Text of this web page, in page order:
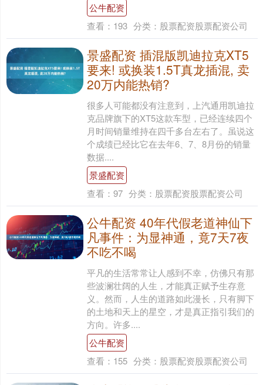
公牛配资
查看： 193 分类： 股票配资股票配资公司
景盛配资 插混版凯迪拉克XT5
要来! 或换装1.5T真龙插混, 卖
20万内能热销?
很多人可能都没有注意到，上汽通用凯迪拉
克品牌旗下的XT5这款车型，已经连续四个
月时间销量维持在四千多台左右了。虽说这
个成绩已经比它在去年6、7、8月份的销量
数据....
景盛配资
查看： 97 分类： 股票配资股票配资公司
公牛配资 40年代假老道神仙下
凡事件：为显神通，竟7天7夜
不吃不喝
平凡的生活常常让人感到不幸，仿佛只有那
些波澜壮阔的人生，才能真正赋予生存意
义。然而，人生的道路如此漫长，只有脚下
的土地和天上的星空，才是真正指引我们的
方向。许多....
公牛配资
查看： 155 分类： 股票配资股票配资公司